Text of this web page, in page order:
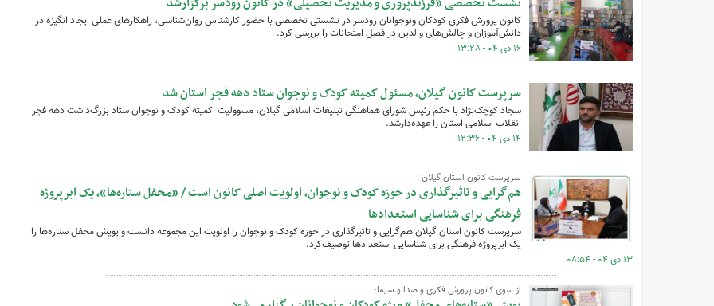
کانون پرورش فکری کودکان ونوجوانان رودسر در نشستی تخصصی با حضور کارشناس روان‌شناسی، راهکارهای عملی ایجاد انگیزه در
دانش‌آموزان و چالش‌های والدین در فصل امتحانات را بررسی کرد.
۱۶ دی ۰۴ - ۱۳:۲۸
سرپرست کانون گیلان، مسئول کمیته کودک و نوجوان ستاد دهه فجر استان شد
سجاد کوچک‌نژاد با حکم رئیس شورای هماهنگی تبلیغات اسلامی گیلان، مسوولیت کمیته کودک و نوجوان ستاد بزرگ‌داشت دهه فجر
انقلاب اسلامی استان را عهده‌دارشد.
۱۴ دی ۰۴ - ۱۲:۳۶
سرپرست کانون استان گیلان :
هم‌گرایی و تاثیرگذاری در حوزه کودک و نوجوان، اولویت اصلی کانون است / «محفل ستاره‌ها»، یک ابرپروژه
فرهنگی برای شناسایی استعدادها
سرپرست کانون استان گیلان هم‌گرایی و تاثیرگذاری در حوزه کودک و نوجوان را اولویت این مجموعه دانست و پویش محفل ستاره‌ها را
یک ابرپروژه فرهنگی برای شناسایی استعدادها توصیف‌کرد.
۱۳ دی ۰۴ - ۰۸:۵۴
از سوی کانون پرورش فکری و صدا و سیما؛